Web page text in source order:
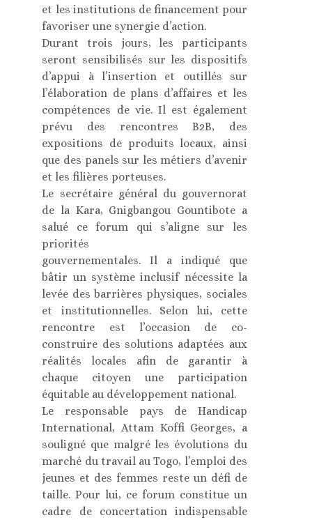
et les institutions de financement pour
favoriser une synergie d’action.
Durant trois jours, les participants
seront sensibilisés sur les dispositifs
d’appui à l’insertion et outillés sur
l’élaboration de plans d’affaires et les
compétences de vie. Il est également
prévu des rencontres B2B, des
expositions de produits locaux, ainsi
que des panels sur les métiers d’avenir
et les filières porteuses.
Le secrétaire général du gouvernorat
de la Kara, Gnigbangou Gountibote a
salué ce forum qui s’aligne sur les
priorités
gouvernementales. Il a indiqué que
bâtir un système inclusif nécessite la
levée des barrières physiques, sociales
et institutionnelles. Selon lui, cette
rencontre est l’occasion de co-
construire des solutions adaptées aux
réalités locales afin de garantir à
chaque citoyen une participation
équitable au développement national.
Le responsable pays de Handicap
International, Attam Koffi Georges, a
souligné que malgré les évolutions du
marché du travail au Togo, l’emploi des
jeunes et des femmes reste un défi de
taille. Pour lui, ce forum constitue un
cadre de concertation indispensable